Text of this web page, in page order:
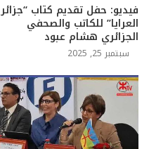
فيديو: حفل تقديم كتاب “جزائر
العرايا” للكاتب والصحفي
الجزائري هشام عبود
سبتمبر 25, 2025